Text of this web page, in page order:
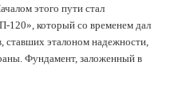
этого пути стал
120», который со временем дал
ставших эталоном надежности,
Фундамент, заложенный в